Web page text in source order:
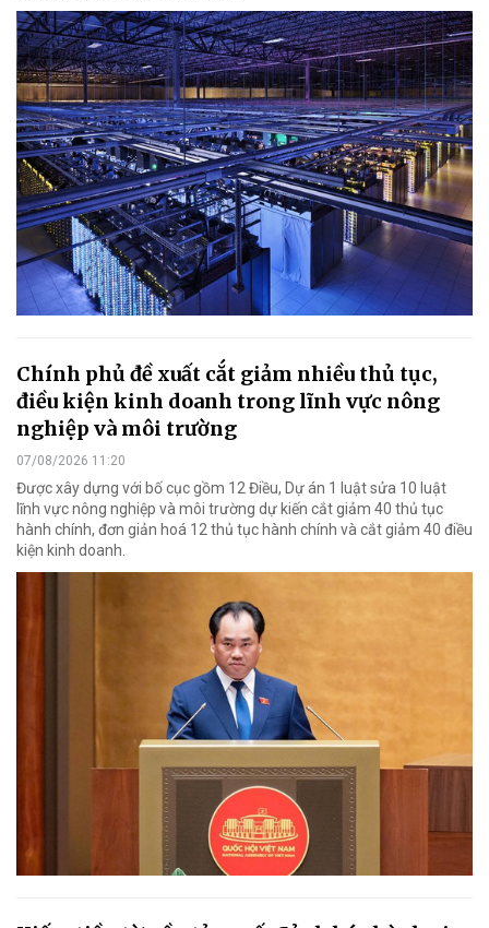
Chính phủ đề xuất cắt giảm nhiều thủ tục,
điều kiện kinh doanh trong lĩnh vực nông
nghiệp và môi trường
07/08/2026 11:20
Được xây dựng với bố cục gồm 12 Điều, Dự án 1 luật sửa 10 luật
lĩnh vực nông nghiệp và môi trường dự kiến cắt giảm 40 thủ tục
hành chính, đơn giản hoá 12 thủ tục hành chính và cắt giảm 40 điều
kiện kinh doanh.